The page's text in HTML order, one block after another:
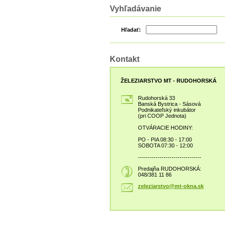
Vyhľadávanie
Hľadať:
Kontakt
ŽELEZIARSTVO MT - RUDOHORSKÁ
Rudohorská 33
Banská Bystrica - Sásová
Podnikateľský inkubátor
(pri COOP Jednota)
OTVÁRACIE HODINY:
PO - PIA 08:30 - 17:00
SOBOTA 07:30 - 12:00
--------------------------------
Predajňa RUDOHORSKÁ:
048/381 11 86
zeleziarstvo@mt-okna.sk